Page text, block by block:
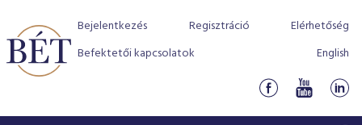
Bejelentkezés Regisztráció
Elérhetőség
Befektetői kapcsolatok
English